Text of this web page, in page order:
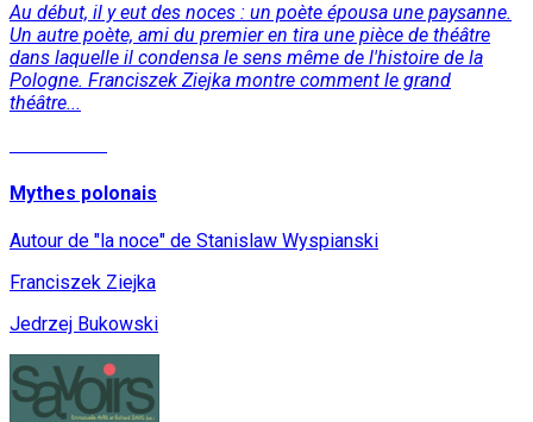
Au début, il y eut des noces : un poète épousa une paysanne.
Un autre poète, ami du premier en tira une pièce de théâtre
dans laquelle il condensa le sens même de l'histoire de la
Pologne. Franciszek Ziejka montre comment le grand
théâtre...
Mythes polonais
Autour de "la noce" de Stanislaw Wyspianski
Franciszek Ziejka
Jedrzej Bukowski